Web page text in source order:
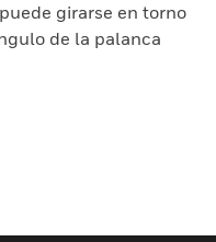
girarse en torno
de la palanca